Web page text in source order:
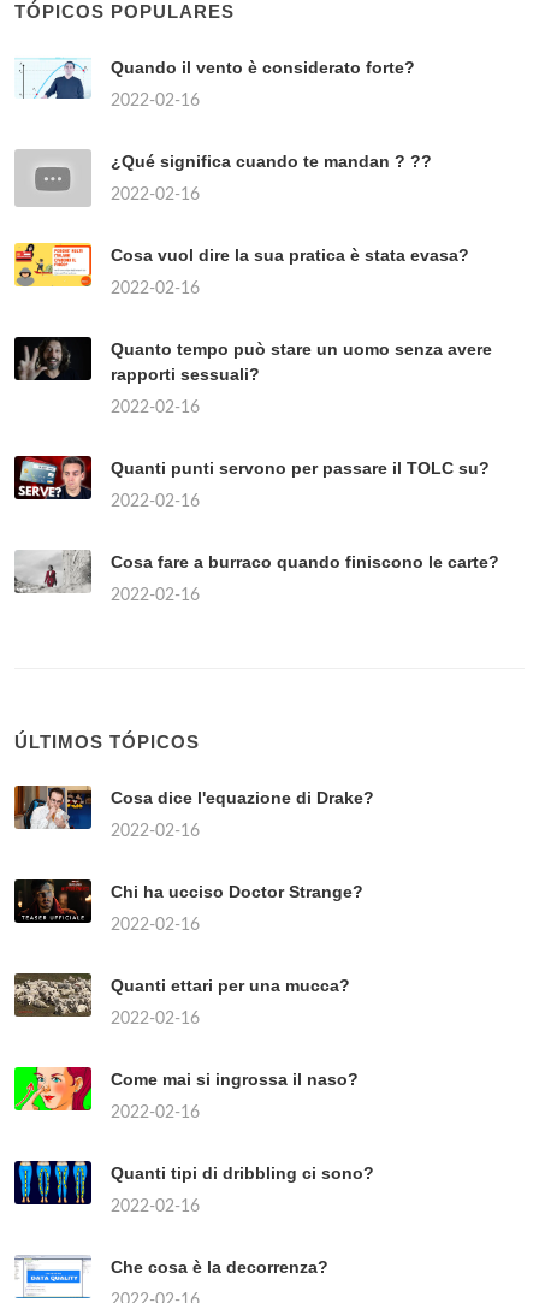
TÓPICOS POPULARES
Quando il vento è considerato forte?
2022-02-16
¿Qué significa cuando te mandan ? ??
2022-02-16
Cosa vuol dire la sua pratica è stata evasa?
2022-02-16
Quanto tempo può stare un uomo senza avere
rapporti sessuali?
2022-02-16
Quanti punti servono per passare il TOLC su?
2022-02-16
Cosa fare a burraco quando finiscono le carte?
2022-02-16
ÚLTIMOS TÓPICOS
Cosa dice l'equazione di Drake?
2022-02-16
Chi ha ucciso Doctor Strange?
2022-02-16
Quanti ettari per una mucca?
2022-02-16
Come mai si ingrossa il naso?
2022-02-16
Quanti tipi di dribbling ci sono?
2022-02-16
Che cosa è la decorrenza?